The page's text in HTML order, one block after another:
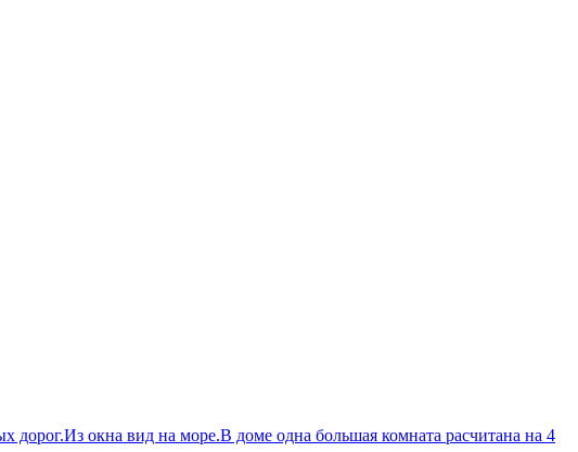
окна вид на море.В доме одна большая комната расчитана на 4